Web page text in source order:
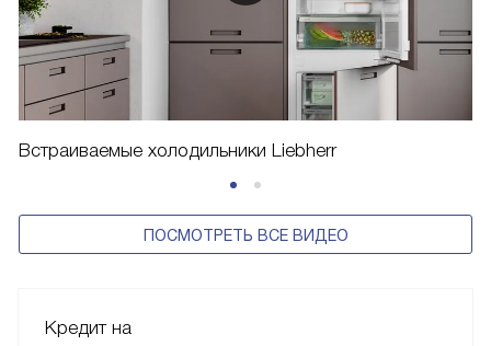
Встраиваемые холодильники Liebherr
ПОСМОТРЕТЬ ВСЕ ВИДЕО
Кредит на